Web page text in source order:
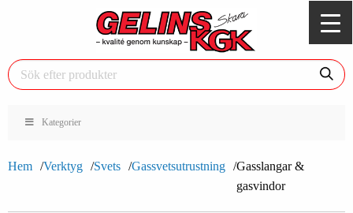
Kategorier
Hem Verktyg Svets Gassvetsutrustning
Gasslangar &
gasvindor